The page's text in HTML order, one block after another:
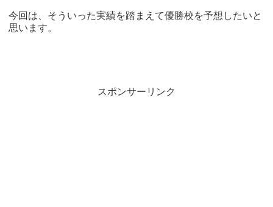
今回は、そういった実績を踏まえて優勝校を予想したいと
思います。
スポンサーリンク